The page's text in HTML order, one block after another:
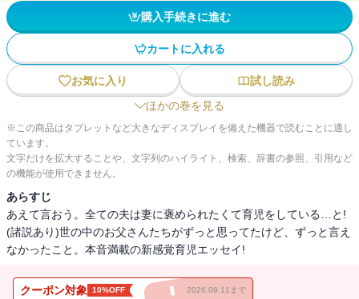
購入手続きに進む
カートに入れる
お気に入り
試し読み
ほかの巻を見る
※この商品はタブレットなど大きなディスプレイを備えた機器で読むことに適し
ています。
文字だけを拡大することや、文字列のハイライト、検索、辞書の参照、引用など
の機能が使用できません。
あらすじ
あえて言おう。全ての夫は妻に褒められたくて育児をしている…と!
(諸説あり)世の中のお父さんたちがずっと思ってたけど、ずっと言え
なかったこと。本音満載の新感覚育児エッセイ!
クーポン対象 10%OFF 2026.08.11まで